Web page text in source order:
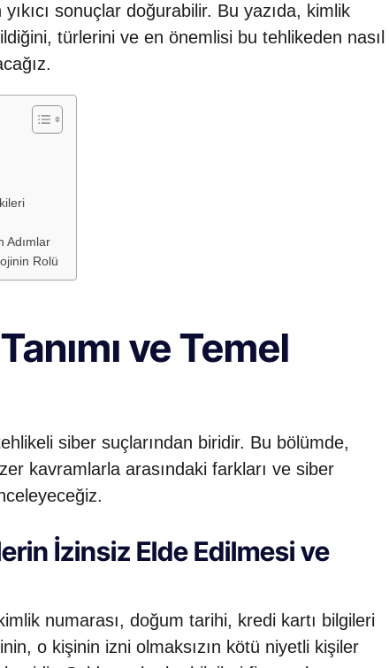
sonuçlar doğurabilir. Bu yazıda, kimlik
türlerini ve en önemlisi bu tehlikeden nasıl
Adımlar
Rolü
ve Temel
siber suçlarından biridir. Bu bölümde,
kavramlarla arasındaki farkları ve siber
İzinsiz Elde Edilmesi ve
numarası, doğum tarihi, kredi kartı bilgileri
o kişinin izni olmaksızın kötü niyetli kişiler